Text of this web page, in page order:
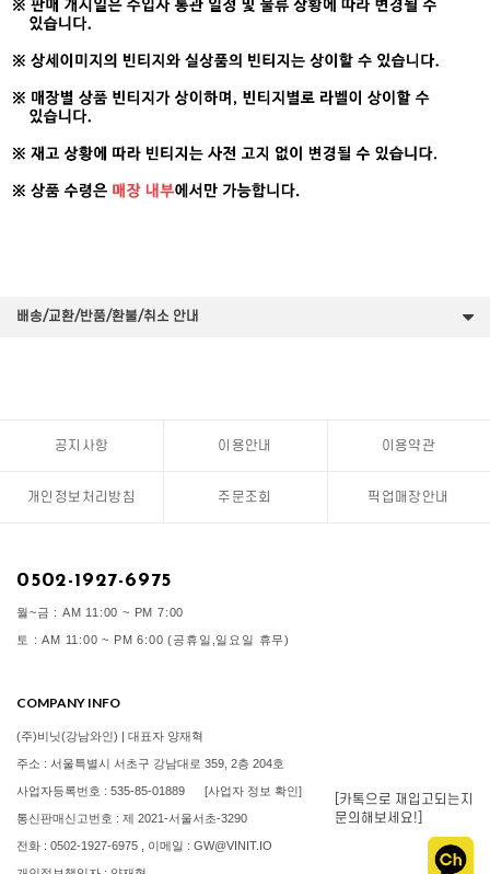
배송/교환/반품/환불/취소 안내
공지사항 이용안내 이용약관
개인정보처리방침 주문조회 픽업매장안내
0502-1927-6975
월~금 : AM 11:00 ~ PM 7:00
토 : AM 11:00 ~ PM 6:00 (공휴일,일요일 휴무)
COMPANY INFO
(주)비닛(강남와인) | 대표자 양재혁
주소 : 서울특별시 서초구 강남대로 359, 2층 204호
사업자등록번호 : 535-85-01889 [사업자 정보 확인]
통신판매신고번호 : 제 2021-서울서초-3290
전화 : 0502-1927-6975 , 이메일 : GW@VINIT.IO
[카톡으로 재입고되는지
문의해보세요!]